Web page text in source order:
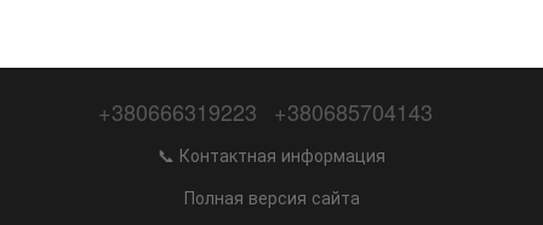
+380666319223 +380685704143
📞 Контактная информация
Полная версия сайта